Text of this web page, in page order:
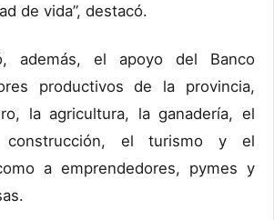
de vida”, destacó.
, además, el apoyo del Banco
productivos de la provincia,
la agricultura, laganadería, el
construcción, el turismo y el
a emprendedores, pymes y